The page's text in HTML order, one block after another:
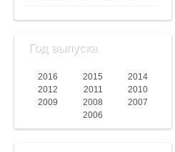
Год выпуска
2016 2015
2014
2012
2011
2010
2009
2008
2007
2006